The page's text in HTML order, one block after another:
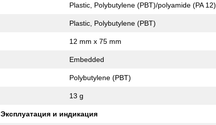
Plastic, Polybutylene (PBT)/polyamide (PA 12)
Plastic, Polybutylene (PBT)
12 mm x 75 mm
Embedded
Polybutylene (PBT)
13 g
Эксплуатация и индикация